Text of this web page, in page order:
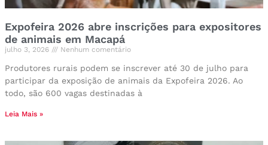
Expofeira 2026 abre inscrições para expositores
de animais em Macapá
julho 3, 2026 Nenhum comentário
Produtores rurais podem se inscrever até 30 de julho para
participar da exposição de animais da Expofeira 2026. Ao
todo, são 600 vagas destinadas à
Leia Mais »